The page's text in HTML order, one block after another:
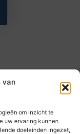
van
om inzicht te
uw ervaring kunnen
doeleinden ingezet,